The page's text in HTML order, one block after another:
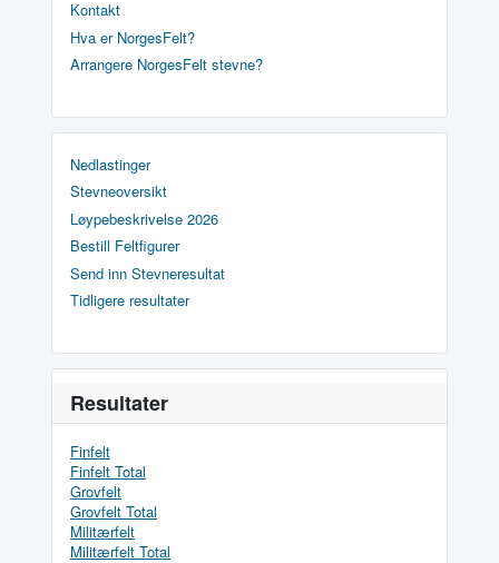
Kontakt
Hva er NorgesFelt?
Arrangere NorgesFelt stevne?
Nedlastinger
Stevneoversikt
Løypebeskrivelse 2026
Bestill Feltfigurer
Send inn Stevneresultat
Tidligere resultater
Resultater
Finfelt
Finfelt Total
Grovfelt
Grovfelt Total
Militærfelt
Militærfelt Total